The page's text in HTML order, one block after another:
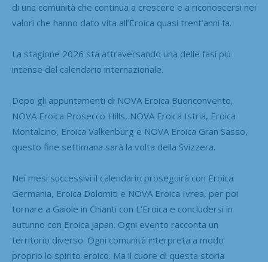
di una comunità che continua a crescere e a riconoscersi nei
valori che hanno dato vita all’Eroica quasi trent’anni fa.
La stagione 2026 sta attraversando una delle fasi più
intense del calendario internazionale.
Dopo gli appuntamenti di NOVA Eroica Buonconvento,
NOVA Eroica Prosecco Hills, NOVA Eroica Istria, Eroica
Montalcino, Eroica Valkenburg e NOVA Eroica Gran Sasso,
questo fine settimana sarà la volta della Svizzera.
Nei mesi successivi il calendario proseguirà con Eroica
Germania, Eroica Dolomiti e NOVA Eroica Ivrea, per poi
tornare a Gaiole in Chianti con L’Eroica e concludersi in
autunno con Eroica Japan. Ogni evento racconta un
territorio diverso. Ogni comunità interpreta a modo
proprio lo spirito eroico. Ma il cuore di questa storia